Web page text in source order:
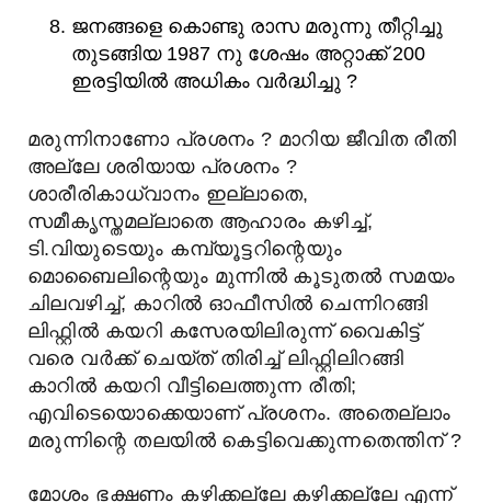
ജനങ്ങളെ കൊണ്ടു രാസ മരുന്നു തീറ്റിച്ചു
തുടങ്ങിയ 1987 നു ശേഷം അറ്റാക്ക്‌ 200
ഇരട്ടിയിൽ അധികം വർദ്ധിച്ചു ?
മരുന്നിനാണോ പ്രശനം ? മാറിയ ജീവിത രീതി
അല്ലേ ശരിയായ പ്രശനം ?
ശാരീരികാധ്വാനം ഇല്ലാതെ,
സമീകൃസ്തമല്ലാതെ ആഹാരം കഴിച്ച്,
ടി.വിയുടെയും കമ്പ്യൂട്ടറിന്റെയും
മൊബൈലിന്റെയും മുന്നിൽ കൂടുതൽ സമയം
ചിലവഴിച്ച്, കാറിൽ ഓഫീസിൽ ചെന്നിറങ്ങി
ലിഫ്റ്റിൽ കയറി കസേരയിലിരുന്ന് വൈകിട്ട്
വരെ വർക്ക് ചെയ്ത് തിരിച്ച് ലിഫ്റ്റിലിറങ്ങി
കാറിൽ കയറി വീട്ടിലെത്തുന്ന രീതി;
എവിടെയൊക്കെയാണ് പ്രശനം. അതെല്ലാം
മരുന്നിന്റെ തലയിൽ കെട്ടിവെക്കുന്നതെന്തിന് ?
മോശം ഭക്ഷണം കഴിക്കല്ലേ കഴിക്കല്ലേ എന്ന്